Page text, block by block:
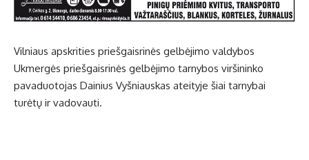
Vilniaus apskrities priešgaisrinės gelbėjimo valdybos
Ukmergės priešgaisrinės gelbėjimo tarnybos viršininko
pavaduotojas Dainius Vyšniauskas ateityje šiai tarnybai
turėtų ir vadovauti.